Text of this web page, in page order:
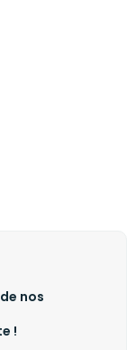
nos
!